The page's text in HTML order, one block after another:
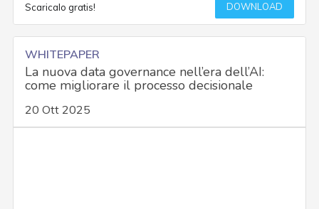
Scaricalo gratis! DOWNLOAD
WHITEPAPER
La nuova data governance nell’era dell’AI:
come migliorare il processo decisionale
20 Ott 2025